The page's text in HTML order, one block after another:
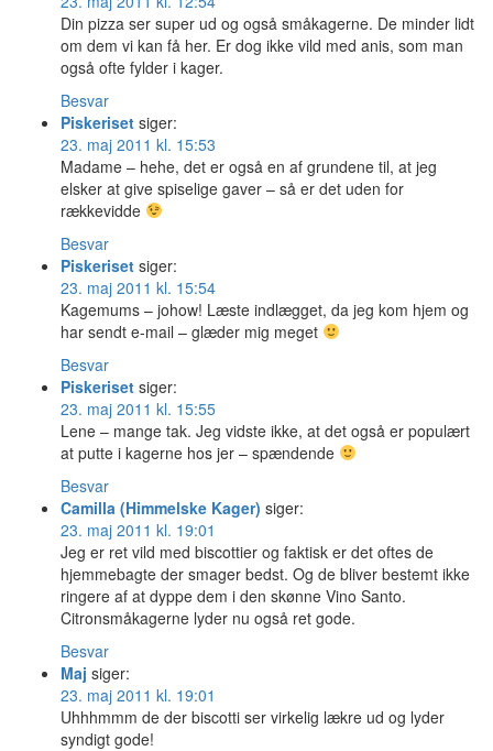
Din pizza ser super ud og også småkagerne. De minder lidt
om dem vi kan få her. Er dog ikke vild med anis, som man
også ofte fylder i kager.
Besvar
Piskeriset siger:
23. maj 2011 kl. 15:53
Madame – hehe, det er også en af grundene til, at jeg
elsker at give spiselige gaver – så er det uden for
rækkevidde
Besvar
Piskeriset siger:
23. maj 2011 kl. 15:54
Kagemums – johow! Læste indlægget, da jeg kom hjem og
har sendt e-mail – glæder mig meget
Besvar
Piskeriset siger:
23. maj 2011 kl. 15:55
Lene – mange tak. Jeg vidste ikke, at det også er populært
at putte i kagerne hos jer – spændende
Besvar
Camilla (Himmelske Kager) siger:
23. maj 2011 kl. 19:01
Jeg er ret vild med biscottier og faktisk er det oftes de
hjemmebagte der smager bedst. Og de bliver bestemt ikke
ringere af at dyppe dem i den skønne Vino Santo.
Citronsmåkagerne lyder nu også ret gode.
Besvar
Maj siger:
23. maj 2011 kl. 19:01
Uhhhmmm de der biscotti ser virkelig lækre ud og lyder
syndigt gode!